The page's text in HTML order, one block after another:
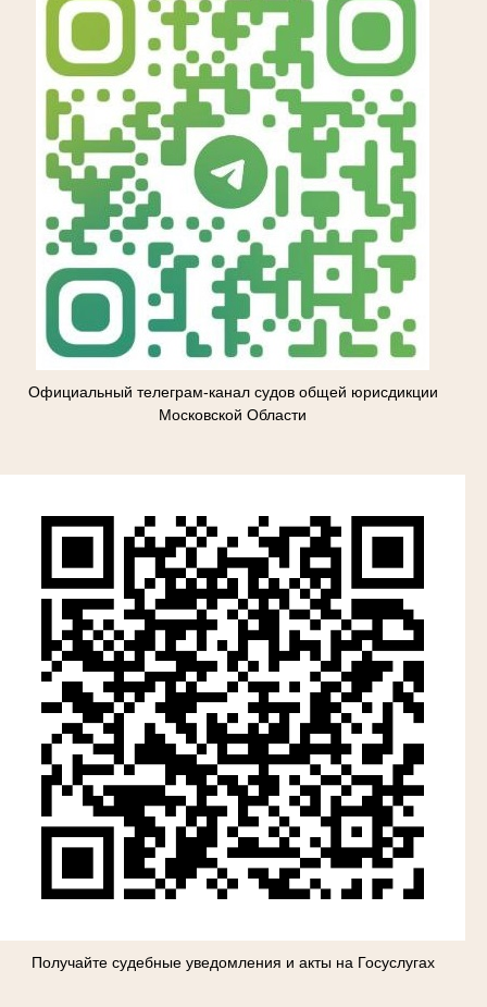
Официальный телеграм-канал судов общей юрисдикции
Московской Области
Получайте судебные уведомления и акты на Госуслугах